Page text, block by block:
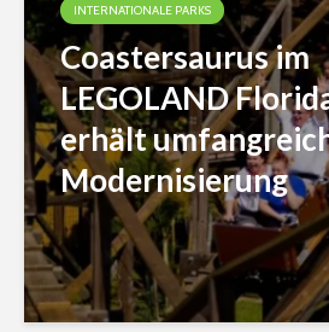
INTERNATIONALE PARKS
Coastersaurus im
LEGOLAND
erhält
Modernisierung